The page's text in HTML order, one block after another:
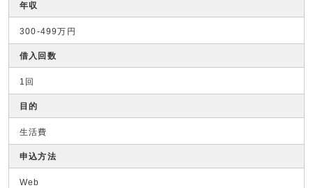
年収
300-499万円
借入回数
1回
目的
生活費
申込方法
Web